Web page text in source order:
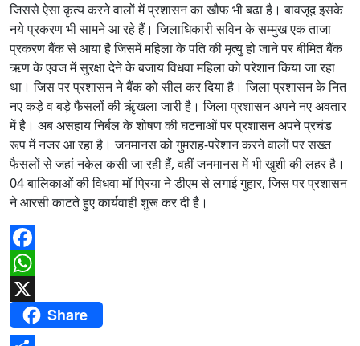
जिससे ऐसा कृत्य करने वालों में प्रशासन का खौफ भी बढा है। बावजूद इसके
नये प्रकरण भी सामने आ रहे हैं। जिलाधिकारी सविन के सम्मुख एक ताजा
प्रकरण बैंक से आया है जिसमें महिला के पति की मृत्यु हो जाने पर बीमित बैंक
ऋण के एवज में सुरक्षा देने के बजाय विधवा महिला को परेशान किया जा रहा
था। जिस पर प्रशासन ने बैंक को सील कर दिया है। जिला प्रशासन के नित
नए कड़े व बड़े फैसलों की ऋृंखला जारी है। जिला प्रशासन अपने नए अवतार
में है। अब असहाय निर्बल के शोषण की घटनाओं पर प्रशासन अपने प्रचंड
रूप में नजर आ रहा है। जनमानस को गुमराह-परेशान करने वालों पर सख्त
फैसलों से जहां नकेल कसी जा रही हैं, वहीं जनमानस में भी खुशी की लहर है।
04 बालिकाओं की विधवा मॉ प्रिया ने डीएम से लगाई गुहार, जिस पर प्रशासन
ने आरसी काटते हुए कार्यवाही शुरू कर दी है।
Facebook
WhatsApp
Share